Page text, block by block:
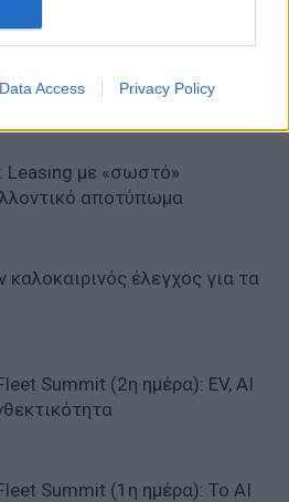
Data Access Privacy Policy
Leasing με «σωστό»
αποτύπωμα
έλεγχος για τα
Summit (2η ημέρα): EV, AI
Summit (1η ημέρα): Το ΑΙ